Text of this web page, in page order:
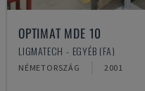
OPTIMAT MDE 10
LIGMATECH - EGYÉB (FA)
NÉMETORSZÁG 2001